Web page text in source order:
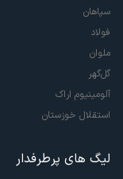
سپاهان
فولاد
ملوان
گل‌گهر
آلومینیوم اراک
استقلال خوزستان
لیگ های پرطرفدار